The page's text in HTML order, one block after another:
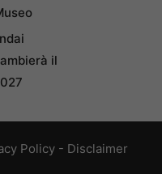
il
Policy - Disclaimer